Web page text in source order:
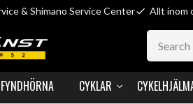
& Shimano Service Center Allt inom
FYNDHÖRNA CYKLAR